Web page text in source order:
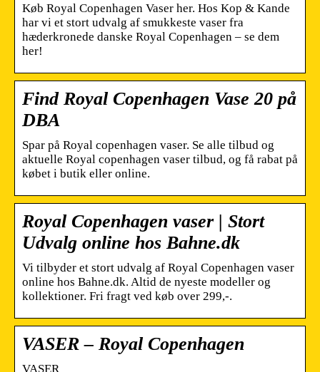
Køb Royal Copenhagen Vaser her. Hos Kop & Kande
har vi et stort udvalg af smukkeste vaser fra
hæderkronede danske Royal Copenhagen – se dem
her!
Find Royal Copenhagen Vase 20 på
DBA
Spar på Royal copenhagen vaser. Se alle tilbud og
aktuelle Royal copenhagen vaser tilbud, og få rabat på
købet i butik eller online.
Royal Copenhagen vaser | Stort
Udvalg online hos Bahne.dk
Vi tilbyder et stort udvalg af Royal Copenhagen vaser
online hos Bahne.dk. Altid de nyeste modeller og
kollektioner. Fri fragt ved køb over 299,-.
VASER – Royal Copenhagen
VASER